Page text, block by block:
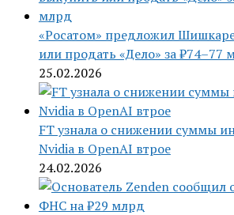
«Росатом» предложил
или продать «Дело» за ₽74–77
25.02.2026
FT узнала о снижении суммы
Nvidia в OpenAI втрое
24.02.2026